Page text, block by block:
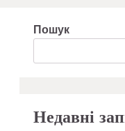
Пошук
Недавні